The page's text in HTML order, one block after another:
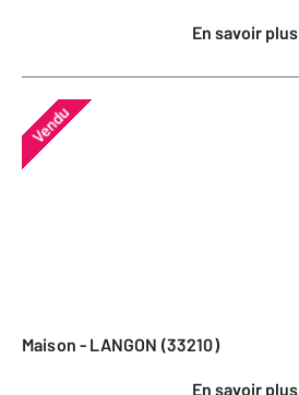
En savoir plus
Vendu
Maison - LANGON (33210)
En savoir plus